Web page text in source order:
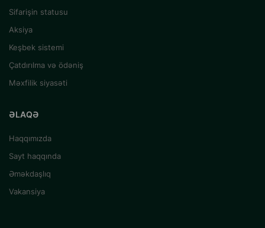
Sifarişin statusu
Aksiya
Keşbek sistemi
Çatdırılma və ödəniş
Məxfilik siyasəti
ƏLAQƏ
Haqqımızda
Sayt haqqında
Əməkdaşlıq
Vakansiya